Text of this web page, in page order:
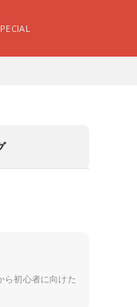
ら初心者に向けた